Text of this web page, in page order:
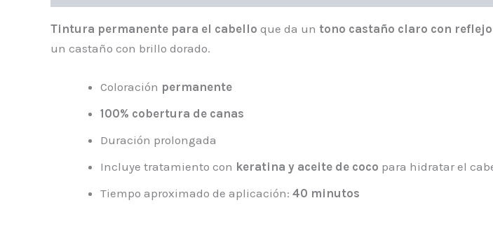
Tintura permanente para el cabello que da un tono castaño claro con
un castaño con brillo dorado.
Coloración permanente
100% cobertura de canas
Duración prolongada
Incluye tratamiento con keratina y aceite de coco para hidratar el
Tiempo aproximado de aplicación: 40 minutos